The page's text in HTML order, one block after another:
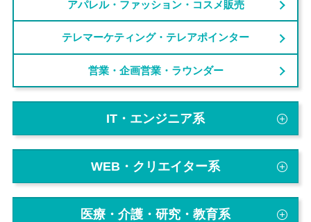
アパレル・ファッション・コスメ販売
テレマーケティング・テレアポインター
営業・企画営業・ラウンダー
IT・エンジニア系
WEB・クリエイター系
医療・介護・研究・教育系